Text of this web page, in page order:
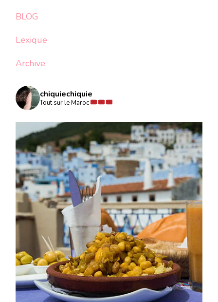
BLOG
Lexique
Archive
chiquiechiquie
Tout sur le Maroc